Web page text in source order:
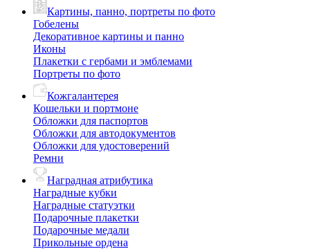
Картины, панно, портреты по фото
Гобелены
Декоративное картины и панно
Иконы
Плакетки с гербами и эмблемами
Портреты по фото
Кожгалантерея
Кошельки и портмоне
Обложки для паспортов
Обложки для автодокументов
Обложки для удостоверений
Ремни
Наградная атрибутика
Наградные кубки
Наградные статуэтки
Подарочные плакетки
Подарочные медали
Прикольные ордена